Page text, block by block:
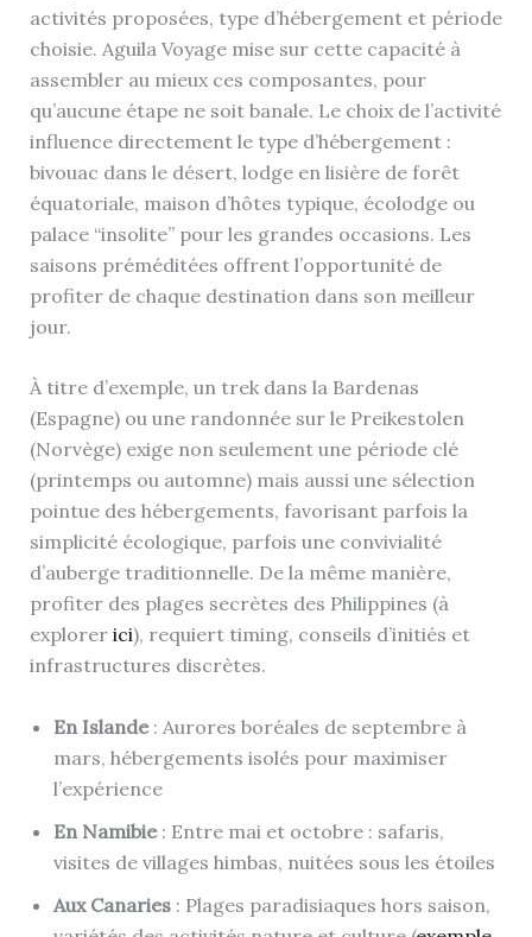
activités proposées, type d’hébergement et période
choisie. Aguila Voyage mise sur cette capacité à
assembler au mieux ces composantes, pour
qu’aucune étape ne soit banale. Le choix de l’activité
influence directement le type d’hébergement :
bivouac dans le désert, lodge en lisière de forêt
équatoriale, maison d’hôtes typique, écolodge ou
palace “insolite” pour les grandes occasions. Les
saisons préméditées offrent l’opportunité de
profiter de chaque destination dans son meilleur
jour.
À titre d’exemple, un trek dans la Bardenas
(Espagne) ou une randonnée sur le Preikestolen
(Norvège) exige non seulement une période clé
(printemps ou automne) mais aussi une sélection
pointue des hébergements, favorisant parfois la
simplicité écologique, parfois une convivialité
d’auberge traditionnelle. De la même manière,
profiter des plages secrètes des Philippines (à
explorer ici), requiert timing, conseils d’initiés et
infrastructures discrètes.
En Islande: Aurores boréales de septembre à
mars, hébergements isolés pour maximiser
l’expérience
En Namibie: Entre mai et octobre : safaris,
visites de villages himbas, nuitées sous les étoiles
Aux Canaries: Plages paradisiaques hors saison,